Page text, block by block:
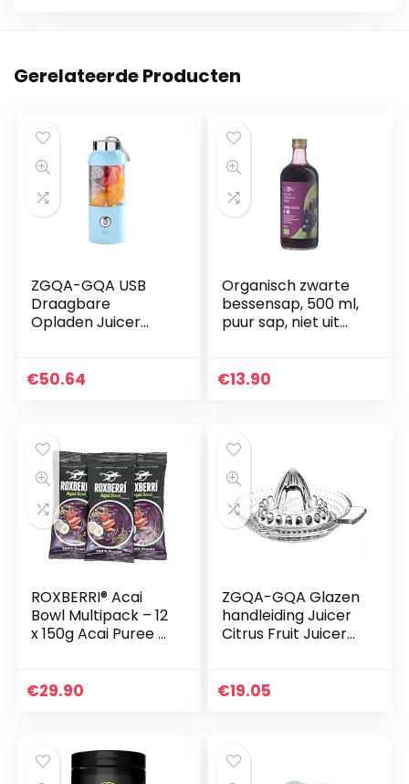
Gerelateerde Producten
ZGQA-GQA USB
Draagbare
Opladen Juicer
Blender Machine
€50.64
Organisch zwarte
bessensap, 500 ml,
puur sap, niet uit
suiker, geen water
€13.90
ROXBERRI® Acai
Bowl Multipack – 12
x 150g Acai Puree –
van Acai Bessen –
€29.90
ZGQA-GQA Glazen
handleiding Juicer
Citrus Fruit Juicer
Squeezer Fruit Pers
€19.05